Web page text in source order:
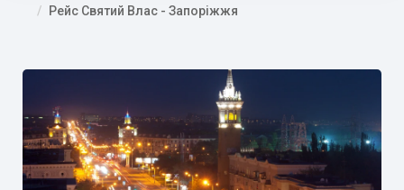
Рейс Святий Влас - Запоріжжя